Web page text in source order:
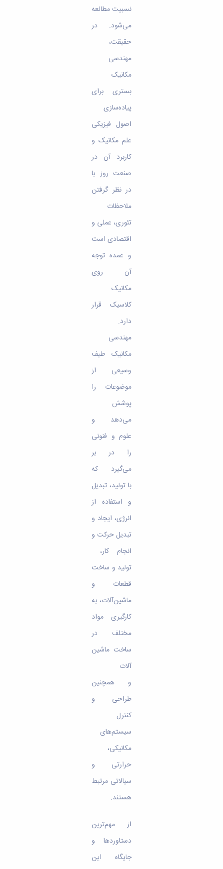
نسبیت مطالعه
می‌شود. در
حقیقت،
مهندسی
مکانیک
بستری برای
پیاده‌سازی
اصول فیزیکی
علم مکانیک و
کاربرد آن در
صنعت روز با
در نظر گرفتن
ملاحظات
تئوری، عملی و
اقتصادی است
و عمده توجه
آن روی
مکانیک
کلاسیک قرار
دارد.
مهندسی
مکانیک طیف
وسیعی از
موضوعات را
پوشش
می‌دهد و
علوم و فنونی
را در بر
می‌گیرد که
با تولید، تبدیل
و استفاده از
انرژی، ایجاد و
تبدیل حرکت و
انجام کار،
تولید و ساخت
قطعات و
ماشین‌آلات، به
کارگیری مواد
مختلف در
ساخت ماشین
آلات
و همچنین
طراحی و
کنترل
سیستم‌های
مکانیکی،
حرارتی و
سیالاتی مرتبط
هستند.
از مهم‌ترین
دستاوردها و
جایگاه این